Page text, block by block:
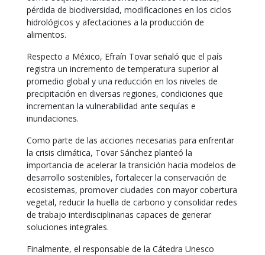
pérdida de biodiversidad, modificaciones en los ciclos
hidrológicos y afectaciones a la producción de
alimentos.
Respecto a México, Efraín Tovar señaló que el país
registra un incremento de temperatura superior al
promedio global y una reducción en los niveles de
precipitación en diversas regiones, condiciones que
incrementan la vulnerabilidad ante sequías e
inundaciones.
Como parte de las acciones necesarias para enfrentar
la crisis climática, Tovar Sánchez planteó la
importancia de acelerar la transición hacia modelos de
desarrollo sostenibles, fortalecer la conservación de
ecosistemas, promover ciudades con mayor cobertura
vegetal, reducir la huella de carbono y consolidar redes
de trabajo interdisciplinarias capaces de generar
soluciones integrales.
Finalmente, el responsable de la Cátedra Unesco